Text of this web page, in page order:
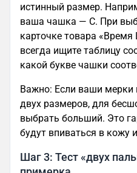
истинный размер.
ваша чашка — C. При
карточке товара
всегда ищите таблицу
какой букве чашки
Важно: Если ваши мерки
двух размеров, для
выбрать больший. Это
будут впиваться в кожу
Шаг 3: Тест «двух